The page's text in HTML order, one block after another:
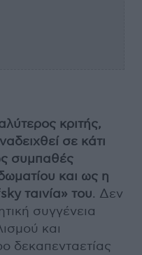
κριτής,
σε κάτι
συμπαθές
και ως η
ταινία» του. Δεν
συγγένεια
και
δεκαπενταετίας